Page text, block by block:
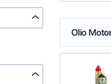
Olio